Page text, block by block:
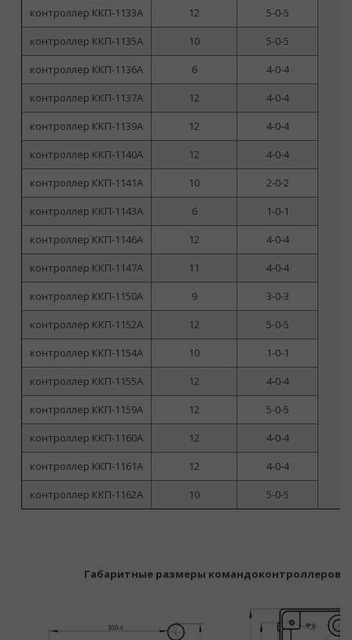
контроллер ККП-1133А
12
5-0-5
контроллер ККП-1135А
10
5-0-5
контроллер ККП-1136А
6
4-0-4
контроллер ККП-1137А
12
4-0-4
контроллер ККП-1139А
12
4-0-4
контроллер ККП-1140А
12
4-0-4
контроллер ККП-1141А
10
2-0-2
контроллер ККП-1143А
6
1-0-1
контроллер ККП-1146А
12
4-0-4
контроллер ККП-1147А
11
4-0-4
контроллер ККП-1150А
9
3-0-3
контроллер ККП-1152А
12
5-0-5
контроллер ККП-1154А
10
1-0-1
контроллер ККП-1155А
12
4-0-4
контроллер ККП-1159А
12
5-0-5
контроллер ККП-1160А
12
4-0-4
контроллер ККП-1161А
12
4-0-4
контроллер ККП-1162А
10 5-0-5
Габаритные размеры командоконтроллеров